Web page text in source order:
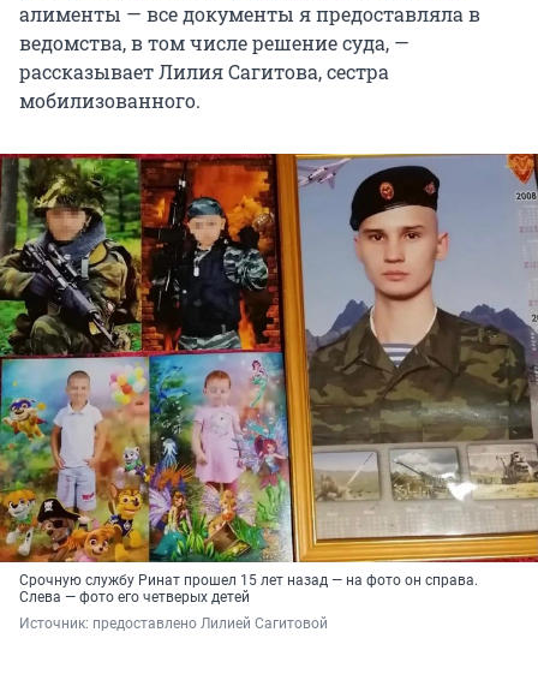
алименты — все документы я предоставляла в
ведомства, в том числе решение суда, —
рассказывает Лилия Сагитова, сестра
мобилизованного.
Срочную службу Ринат прошел 15 лет назад — на фото он справа.
Слева — фото его четверых детей
Источник: предоставлено Лилией Сагитовой